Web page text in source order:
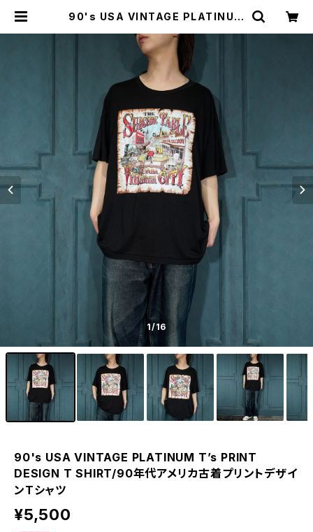
90's USA VINTAGE PLATINUM
年代アメリカ古着プリントデザインT
シャツ | Titti Vintage
1/16
90's USA VINTAGE PLATINUM T’s PRINT
DESIGN T SHIRT/90年代アメリカ古着プリントデザイ
ンTシャツ
¥5,500